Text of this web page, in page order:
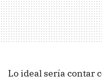
Lo ideal sería contar